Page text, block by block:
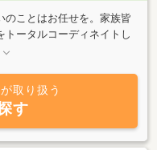
のことはお任せを。家族皆
トータルコーディネイトし
もちろん、専門スタッフ
取り扱う
す